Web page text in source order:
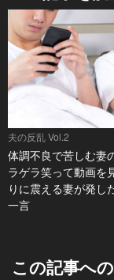
夫の反乱 Vol.2
体調不良で苦しむ妻
ラゲラ笑って動画を
りに震える妻が発し
一言
この記事へ